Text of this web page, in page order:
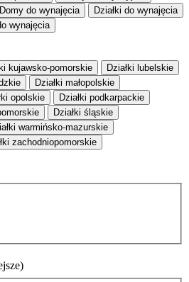
Domy do wynajęcia Działki do wynajęcia
wynajęcia
kujawsko-pomorskie
Działki lubelskie
Działki małopolskie
opolskie
Działki podkarpackie
Działki śląskie
warmińsko-mazurskie
zachodniopomorskie